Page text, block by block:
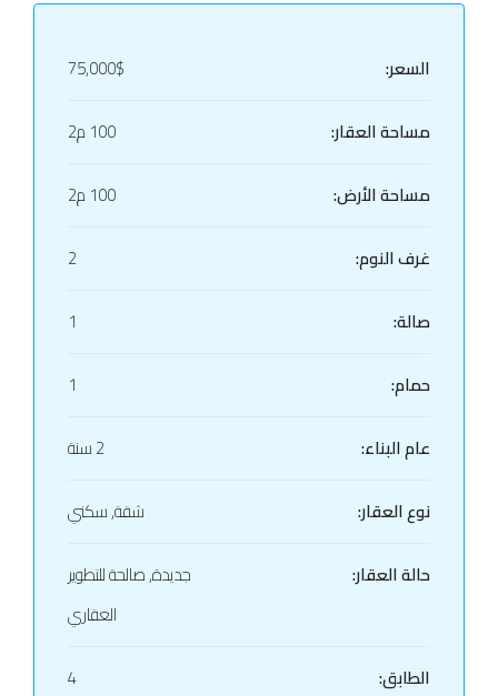
السعر:
75,000$
مساحة العقار:
100 م2
مساحة الأرض:
100 م2
غرف النوم:
2
صالة:
1
حمام:
1
عام البناء:
2 سنة
نوع العقار:
شقة, سكني
حالة العقار:
جديدة, صالحة للتطوير
العقاري
الطابق:
4